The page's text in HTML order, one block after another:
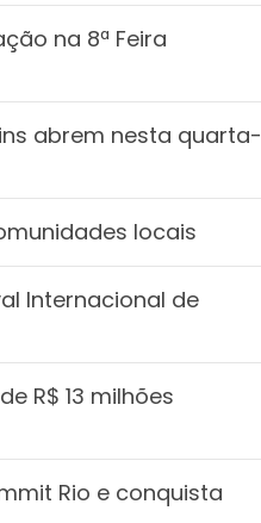
na 8ª Feira
abrem nesta quarta-
locais
Internacional de
R$ 13 milhões
Rio e conquista